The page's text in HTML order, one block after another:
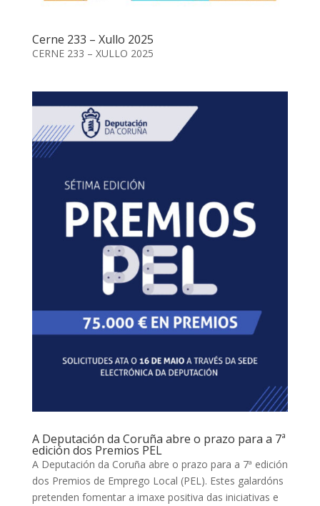
Cerne 233 – Xullo 2025
CERNE 233 – XULLO 2025
A Deputación da Coruña abre o prazo para a 7ª
edición dos Premios PEL
A Deputación da Coruña abre o prazo para a 7ª edición
dos Premios de Emprego Local (PEL). Estes galardóns
pretenden fomentar a imaxe positiva das iniciativas e